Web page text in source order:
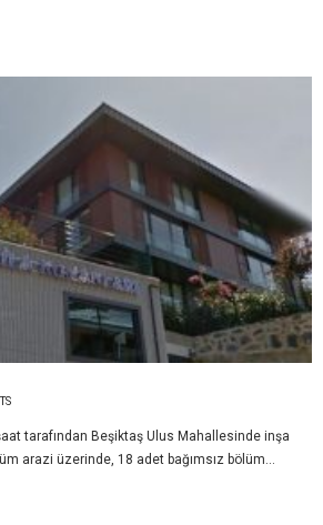
tarafından Beşiktaş Ulus Mahallesinde inşa
arazi üzerinde, 18 adet bağımsız bölüm...